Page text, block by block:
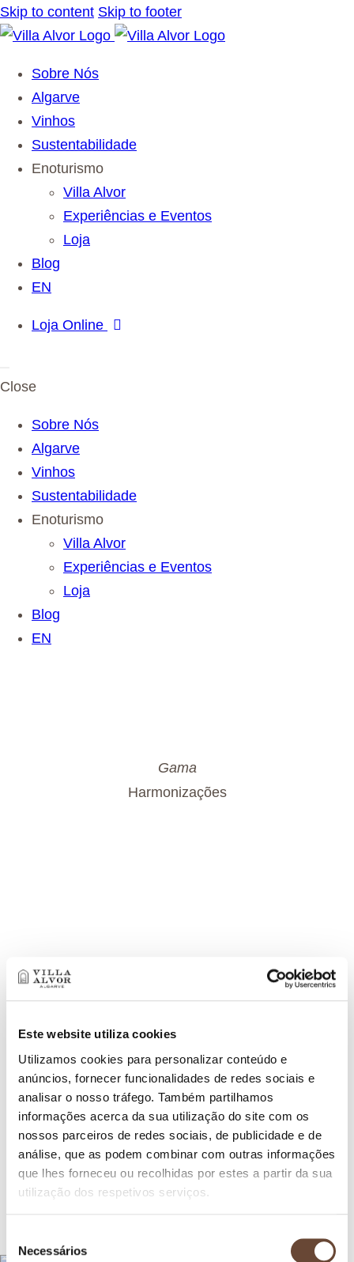
Este website utiliza cookies
Utilizamos cookies para personalizar conteúdo e
anúncios, fornecer funcionalidades de redes sociais e
analisar o nosso tráfego. Também partilhamos
informações acerca da sua utilização do site com os
nossos parceiros de redes sociais, de publicidade e de
análise, que as podem combinar com outras informações
que lhes forneceu ou recolhidas por estes a partir da sua
utilização dos respetivos serviços.
e
Necessários
Skip to content Skip to footer
Sobre Nós
Algarve
Vinhos
Sustentabilidade
Enoturismo
Villa Alvor
Experiências e Eventos
Loja
Blog
EN
Loja Online
Close
Sobre Nós
Algarve
Vinhos
Sustentabilidade
Enoturismo
Villa Alvor
Experiências e Eventos
Loja
Blog
EN
Gama
Harmonizações
ENOTURISMO
Um equilíbrio vivo entre Cultura e Natureza
VINHOS